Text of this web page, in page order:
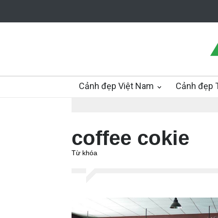
Cảnh đẹp Việt Nam Cảnh đẹp
coffee cokie
Từ khóa